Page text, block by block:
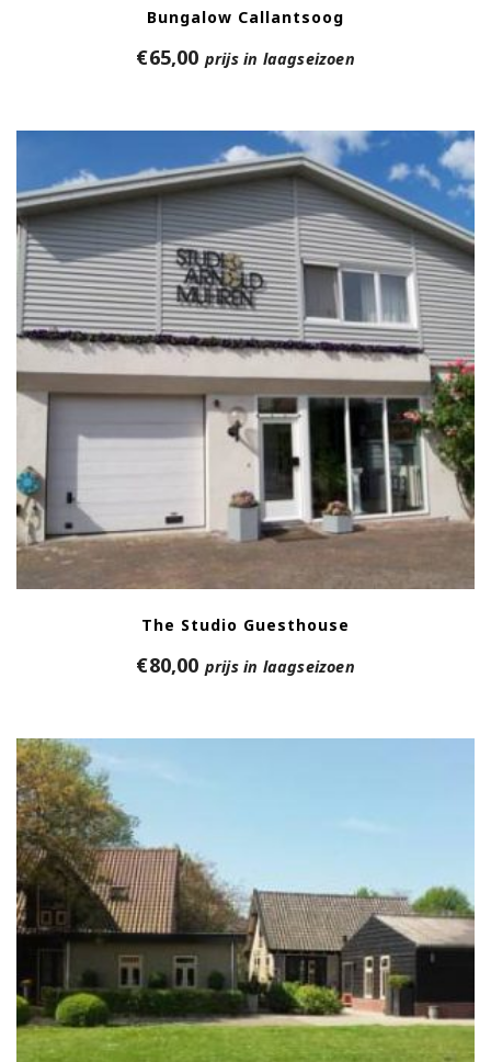
Bungalow Callantsoog
€65,00 prijs in laagseizoen
The Studio Guesthouse
€80,00 prijs in laagseizoen